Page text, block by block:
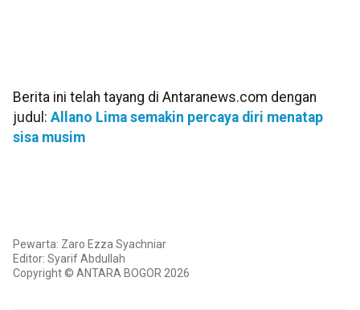
Berita ini telah tayang di Antaranews.com dengan
judul: Allano Lima semakin percaya diri menatap
sisa musim
Pewarta: Zaro Ezza Syachniar
Editor: Syarif Abdullah
Copyright © ANTARA BOGOR 2026